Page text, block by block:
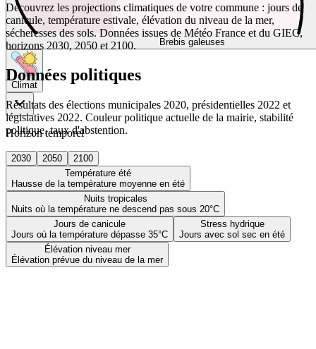
Brebis galeuses
Climat
Horizon temporel
2030 2050
2100
Température été
Hausse de la température moyenne en été
Nuits tropicales
Nuits où la température ne descend pas sous 20°C
Jours de canicule
Jours où la température dépasse 35°C
Stress hydrique
Jours avec sol sec en été
Élévation niveau mer
Élévation prévue du niveau de la mer
Découvrez les projections climatiques de votre commune : jours de
canicule, température estivale, élévation du niveau de la mer,
sécheresses des sols. Données issues de Météo France et du GIEC,
horizons 2030, 2050 et 2100.
Données politiques
Résultats des élections municipales 2020, présidentielles 2022 et
législatives 2022. Couleur politique actuelle de la mairie, stabilité
politique, taux d'abstention.